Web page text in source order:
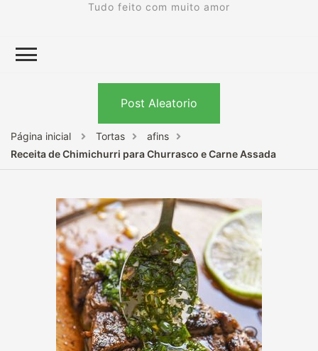
Tudo feito com muito amor
Post Aleatorio
Página inicial Tortas
afins
Receita de Chimichurri para Churrasco e Carne Assada